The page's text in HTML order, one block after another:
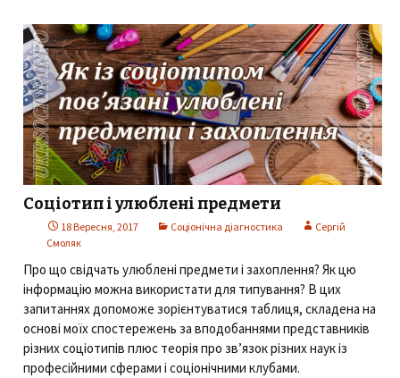
Соціотип і улюблені предмети
18 Вересня, 2017 Соціонічна діагностика
Сергій
Смоляк
Про що свідчать улюблені предмети і захоплення? Як цю
інформацію можна використати для типування? В цих
запитаннях допоможе зорієнтуватися таблиця, складена на
основі моїх спостережень за вподобаннями представників
різних соціотипів плюс теорія про зв’язок різних наук із
професійними сферами і соціонічними клубами.